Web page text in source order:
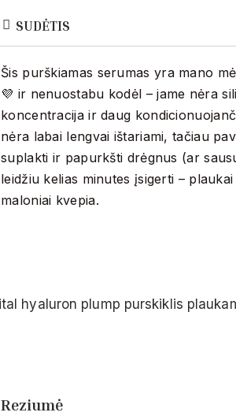
SUDĖTIS
Šis purškiamas serumas yra mano
💜 ir nenuostabu kodėl – jame nėra
koncentracija ir daug
nėra labai lengvai ištariami, tačiau
suplakti ir papurkšti drėgnus (ar
leidžiu kelias minutes įsigerti –
maloniai kvepia.
Reziumė